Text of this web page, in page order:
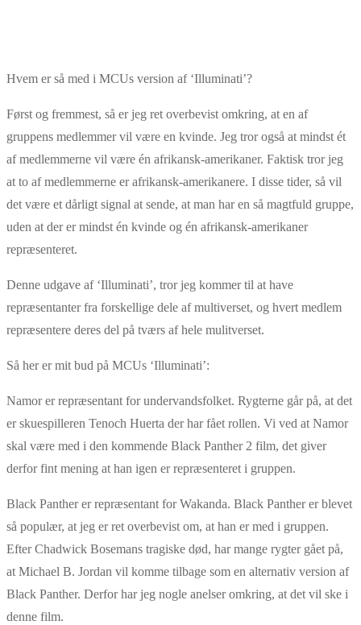
Hvem er så med i MCUs version af ‘Illuminati’?
Først og fremmest, så er jeg ret overbevist omkring, at en af
gruppens medlemmer vil være en kvinde. Jeg tror også at mindst ét
af medlemmerne vil være én afrikansk-amerikaner. Faktisk tror jeg
at to af medlemmerne er afrikansk-amerikanere. I disse tider, så vil
det være et dårligt signal at sende, at man har en så magtfuld gruppe,
uden at der er mindst én kvinde og én afrikansk-amerikaner
repræsenteret.
Denne udgave af ‘Illuminati’, tror jeg kommer til at have
repræsentanter fra forskellige dele af multiverset, og hvert medlem
repræsentere deres del på tværs af hele mulitverset.
Så her er mit bud på MCUs ‘Illuminati’:
Namor er repræsentant for undervandsfolket. Rygterne går på, at det
er skuespilleren Tenoch Huerta der har fået rollen. Vi ved at Namor
skal være med i den kommende Black Panther 2 film, det giver
derfor fint mening at han igen er repræsenteret i gruppen.
Black Panther er repræsentant for Wakanda. Black Panther er blevet
så populær, at jeg er ret overbevist om, at han er med i gruppen.
Efter Chadwick Bosemans tragiske død, har mange rygter gået på,
at Michael B. Jordan vil komme tilbage som en alternativ version af
Black Panther. Derfor har jeg nogle anelser omkring, at det vil ske i
denne film.